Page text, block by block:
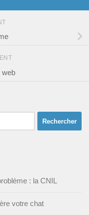
web
: la CNIL
votre chat